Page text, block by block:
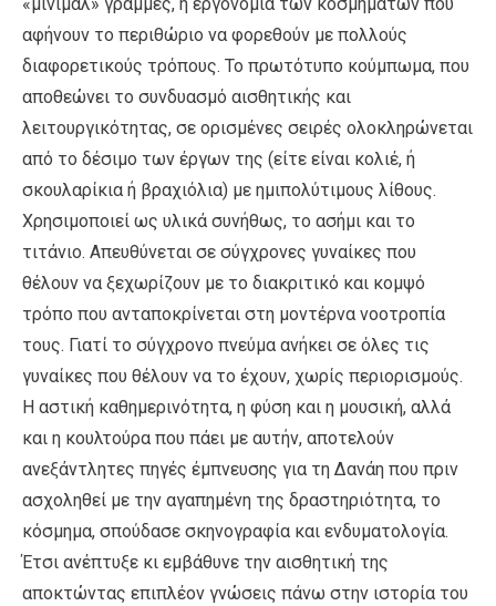
αφήνουν το περιθώριο να φορεθούν με πολλούς
διαφορετικούς τρόπους. Το πρωτότυπο κούμπωμα, που
αποθεώνει το συνδυασμό αισθητικής και
λειτουργικότητας, σε ορισμένες σειρές ολοκληρώνεται
από το δέσιμο των έργων της (είτε είναι κολιέ, ή
σκουλαρίκια ή βραχιόλια) με ημιπολύτιμους λίθους.
Χρησιμοποιεί ως υλικά συνήθως, το ασήμι και το
τιτάνιο. Απευθύνεται σε σύγχρονες γυναίκες που
θέλουν να ξεχωρίζουν με το διακριτικό και κομψό
τρόπο που ανταποκρίνεται στη μοντέρνα νοοτροπία
τους. Γιατί το σύγχρονο πνεύμα ανήκει σε όλες τις
γυναίκες που θέλουν να το έχουν, χωρίς περιορισμούς.
Η αστική καθημερινότητα, η φύση και η μουσική, αλλά
και η κουλτούρα που πάει με αυτήν, αποτελούν
ανεξάντλητες πηγές έμπνευσης για τη Δανάη που πριν
ασχοληθεί με την αγαπημένη της δραστηριότητα, το
κόσμημα, σπούδασε σκηνογραφία και ενδυματολογία.
Έτσι ανέπτυξε κι εμβάθυνε την αισθητική της
αποκτώντας επιπλέον γνώσεις πάνω στην ιστορία του